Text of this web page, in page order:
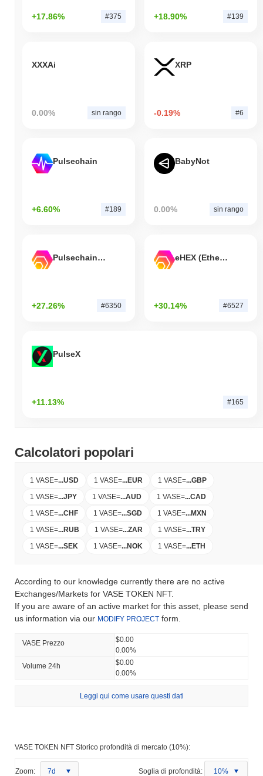
+17.86% #375 +18.90% #139
XXXAi
0.00% sin rango
XRP
-0.19% #6
Pulsechain
+6.60% #189
BabyNot
0.00% sin rango
Pulsechain Bridged HEX (Pulsechain)
+27.26% #6350
eHEX (Ethereum)
+30.14% #6527
PulseX
+11.13% #165
Calcolatori popolari
1 VASE=...USD 1 VASE=...EUR 1 VASE=...GBP
1 VASE=...JPY 1 VASE=...AUD 1 VASE=...CAD
1 VASE=...CHF 1 VASE=...SGD 1 VASE=...MXN
1 VASE=...RUB 1 VASE=...ZAR 1 VASE=...TRY
1 VASE=...SEK 1 VASE=...NOK 1 VASE=...ETH
According to our knowledge currently there are no active
Exchanges/Markets for VASE TOKEN NFT.
If you are aware of an active market for this asset, please send
us information via our MODIFY PROJECT form.
VASE Prezzo
$0.00
0.00%
Volume 24h
$0.00
0.00%
Leggi qui come usare questi dati
VASE TOKEN NFT Storico profondità di mercato (10%):
Zoom: 7d Soglia di profondità: 10%